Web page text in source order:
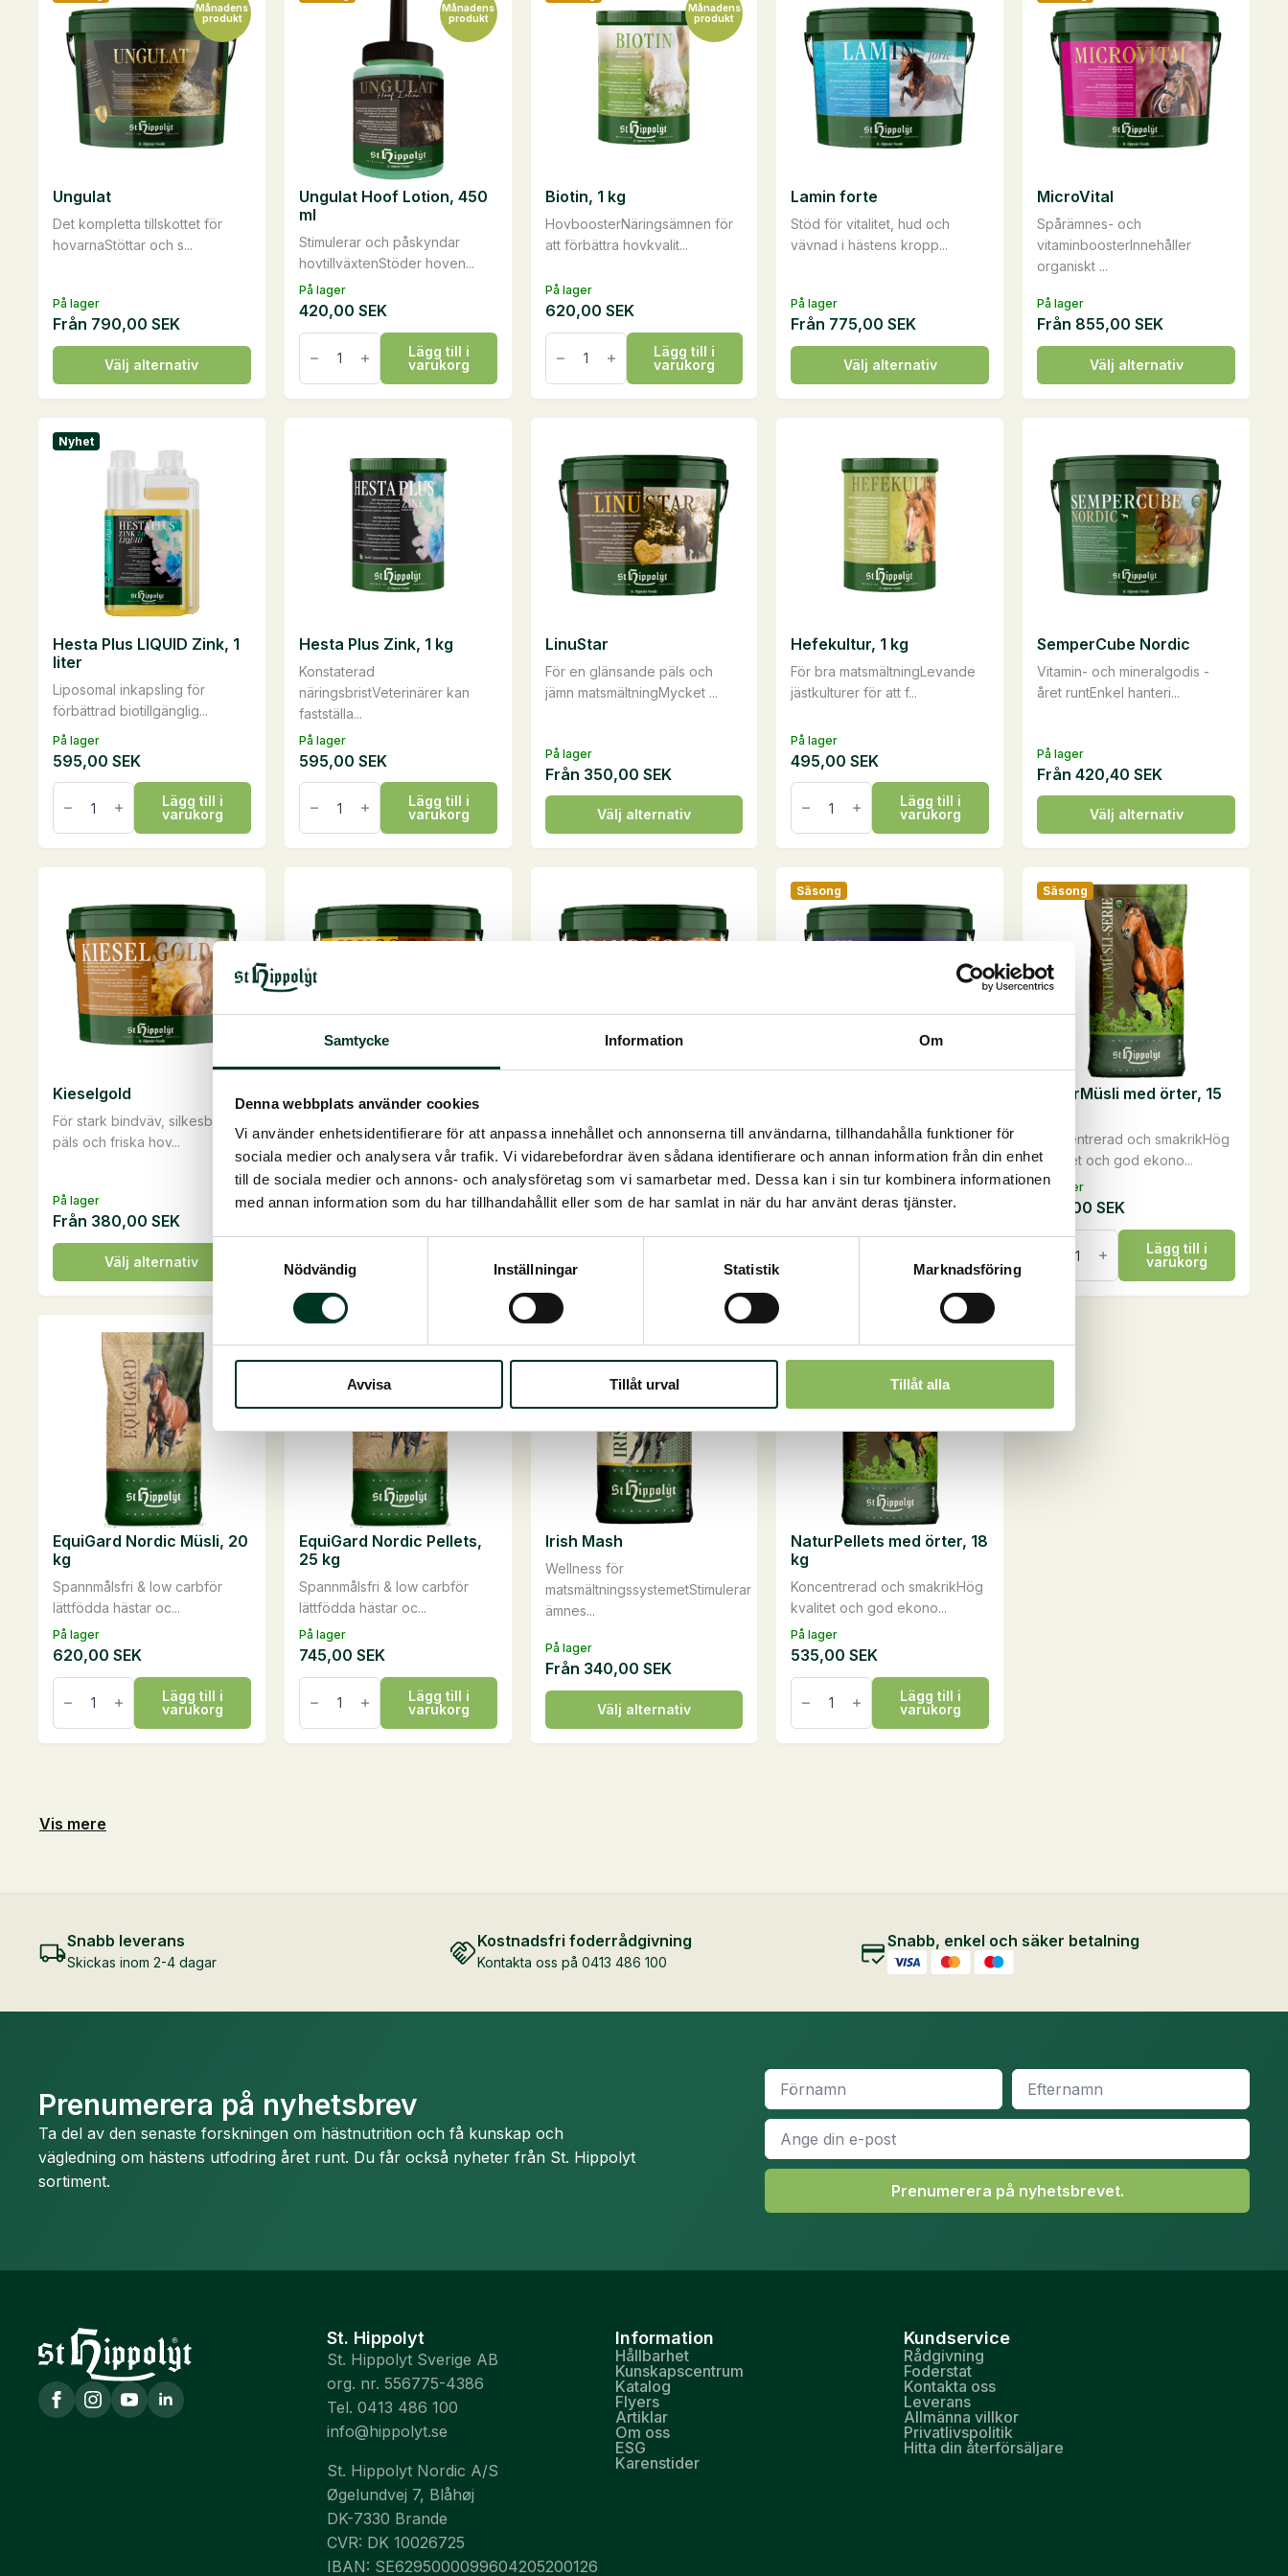
Samtycke Information Om
Denna webbplats använder cookies
Vi använder enhetsidentifierare för att anpassa innehållet och annonserna till användarna, tillhandahålla funktioner för
sociala medier och analysera vår trafik. Vi vidarebefordrar även sådana identifierare och annan information från din enhet
till de sociala medier och annons- och analysföretag som vi samarbetar med. Dessa kan i sin tur kombinera informationen
med annan information som du har tillhandahållit eller som de har samlat in när du har använt deras tjänster.
Samtyckesval
Nödvändig
Inställningar Statistik Marknadsföring
Avvisa Tillåt urval Tillåt alla
På lager
Månadens
produkt
Det kompletta tillskottet för
hovarnaStöttar och s...
Ungulat
Från 790,00 SEK
Välj alternativ
Den
här
produkten
har
flera
varianter.
alternativen
produktsidan
På lager
Månadens
produkt
Stimulerar och påskyndar
hovtillväxtenStöder hoven...
Ungulat Hoof Lotion, 450
ml
420,00 SEK
Ungulat
Hoof
Lotion,
450
ml
Lägg till i
varukorg
På lager
Månadens
produkt
HovboosterNäringsämnen för
att förbättra hovkvalit...
Biotin, 1 kg
620,00 SEK
Biotin,
mängd
Lägg till i
varukorg
På lager
Stöd för vitalitet, hud och
vävnad i hästens kropp...
Lamin forte
Från 775,00SEK
Välj alternativ
Den
här
produkten
varianter.
alternativen
produktsidan
På lager
Spårämnes- och
vitaminboosterInnehåller
organiskt ...
MicroVital
Från 855,00SEK
Välj alternativ
Den
här
produkten
varianter.
De
olika
alternativen
kan
väljas
produktsidan
På lager
Nyhet
Liposomal inkapsling för
förbättrad biotillgänglig...
Hesta Plus LIQUID Zink, 1
liter
595,00 SEK
Hesta
Plus
LIQUID
Zink,
1
Lägg till i
varukorg
På lager
Konstaterad
näringsbristVeterinärer kan
fastställa...
Hesta Plus Zink, 1 kg
595,00 SEK
Hesta
Plus
1
kg
Lägg till i
varukorg
På lager
För en glänsande päls och
jämn matsmältningMycket ...
LinuStar
Från 350,00 SEK
Välj alternativ
Den
här
produkten
flera
varianter.
på
På lager
För bra matsmältningLevande
jästkulturer för att f...
Hefekultur, 1 kg
495,00SEK
Hefekultur,
mängd
Lägg till i
varukorg
På lager
Vitamin- och mineralgodis -
året runtEnkel hanteri...
SemperCube Nordic
Från420,40SEK
Välj alternativ
Den
här
produkten
har
flera
varianter.
olika
alternativen
på
produktsidan
På lager
För stark bindväv, silkesblank
päls och friska hov...
Kieselgold
Från 380,00 SEK
Välj alternativ
Den
här
produkten
varianter.
alternativen
produktsidan
På lager
och insulinomsättnin...
GlucoGard
här
produkten
har
flera
alternativen
produktsidan
På lager
äldre hästarSkonsam har...
1.130,00SEK
GlandoGard,
kg
mängd
På lager
Säsong
Fiberbaserat proteintillskott för
hästarEtt högt i...
Välj alternativ
flera
alternativen
produktsidan
På lager
Säsong
Koncentrerad och smakrikHög
kvalitet och god ekono...
NaturMüsli med örter, 15
465,00SEK
NaturMüsli
Lägg till i
varukorg
På lager
Spannmålsfri & low carbför
lättfödda hästar oc...
EquiGard Nordic Müsli, 20
kg
620,00 SEK
EquiGard
Nordic
Müsli,
20
kg
Lägg till i
varukorg
På lager
Spannmålsfri & low carbför
lättfödda hästar oc...
EquiGard Nordic Pellets,
25 kg
745,00 SEK
EquiGard
Nordic
Pellets,
25
kg
Lägg till i
varukorg
På lager
Wellness för
matsmältningssystemetStimulerar
ämnes...
Irish Mash
Från 340,00 SEK
Välj alternativ
Den
här
produkten
väljas
på
På lager
Koncentrerad och smakrikHög
kvalitet och god ekono...
NaturPellets med örter, 18
kg
535,00SEK
NaturPellets
med
18
kg
Lägg till i
varukorg
Vis mere
Snabb leverans
Skickas inom 2-4 dagar
Kostnadsfri foderrådgivning
Kontakta oss på 0413 486 100
Snabb, enkel och säker betalning
Prenumerera på nyhetsbrev
Ta del av den senaste forskningen om hästnutrition och få kunskap och
vägledning om hästens utfodring året runt. Du får också nyheter från St. Hippolyt
sortiment.
Namn
Efternamn
E-
post
*
Prenumerera på nyhetsbrevet.
St. Hippolyt
St. Hippolyt Sverige AB
org. nr. 556775-4386
Tel. 0413 486 100
info@hippolyt.se
St. Hippolyt Nordic A/S
Øgelundvej 7, Blåhøj
DK-7330 Brande
CVR: DK 10026725
IBAN: SE6295000099604205200126
Information
Hållbarhet
Kunskapscentrum
Katalog
Flyers
Artiklar
Om oss
ESG
Karenstider
Kundservice
Rådgivning
Foderstat
Kontakta oss
Leverans
Allmänna villkor
Privatlivspolitik
Hitta din återförsäljare